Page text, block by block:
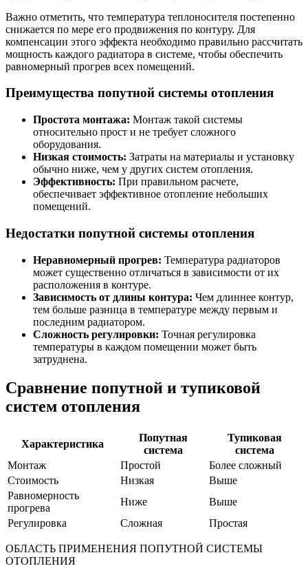
Важно отметить, что температура теплоносителя постепенно
снижается по мере его продвижения по контуру. Для
компенсации этого эффекта необходимо правильно рассчитать
мощность каждого радиатора в системе, чтобы обеспечить
равномерный прогрев всех помещений.
Преимущества попутной системы отопления
Простота монтажа: Монтаж такой системы
относительно прост и не требует сложного
оборудования.
Низкая стоимость: Затраты на материалы и установку
обычно ниже, чем у других систем отопления.
Эффективность: При правильном расчете,
обеспечивает эффективное отопление небольших
помещений.
Недостатки попутной системы отопления
Неравномерный прогрев: Температура радиаторов
может существенно отличаться в зависимости от их
расположения в контуре.
Зависимость от длины контура: Чем длиннее контур,
тем больше разница в температуре между первым и
последним радиатором.
Сложность регулировки: Точная регулировка
температуры в каждом помещении может быть
затруднена.
Сравнение попутной и тупиковой
систем отопления
Характеристика
Попутная
система
Тупиковая
система
Монтаж
Простой
Более сложный
Стоимость
Низкая
Выше
Равномерность
прогрева
Ниже
Выше
Регулировка
Сложная Простая
ОБЛАСТЬ ПРИМЕНЕНИЯ ПОПУТНОЙ СИСТЕМЫ
ОТОПЛЕНИЯ